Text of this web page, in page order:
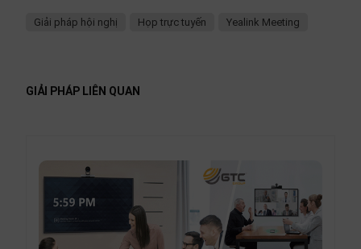
Giải pháp hội nghị Họp trực tuyến Yealink Meeting
GIẢI PHÁP LIÊN QUAN